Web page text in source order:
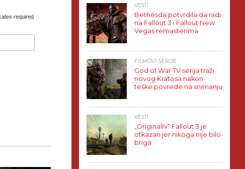
required
VESTI
Bethesda potvrdila da radi
na Fallout 3 i Fallout New
Vegas remasterima
FILMOVI-SERIJE
God of War TV serija traži
novog Kratosa nakon
teške povrede na snimanju
VESTI
„Originalni“ Fallout 3 je
otkazan jer nikoga nije bilo
briga